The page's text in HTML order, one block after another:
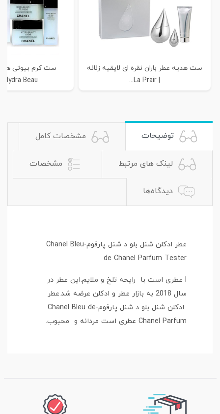
ست هدیه عطر باران نقره ای لاپقیه زنانه
| La Prair...
Beau...
توضیحات مشخصات کامل
لینک های مرتبط مشخصات
دیدگاه‌ها
عطر ادکلن شنل بلو د شنل پارفوم-Chanel Bleu
de Chanel Parfum Tester
l عطری است با رایحه تلخ و ملایم.این عطر در
سال 2018 به بازار عطر و ادکلن عرضه شد.عطر
ادکلن شنل بلو د شنل پارفوم-Chanel Bleu de
Chanel Parfum عطری است مردانه و محبوب.